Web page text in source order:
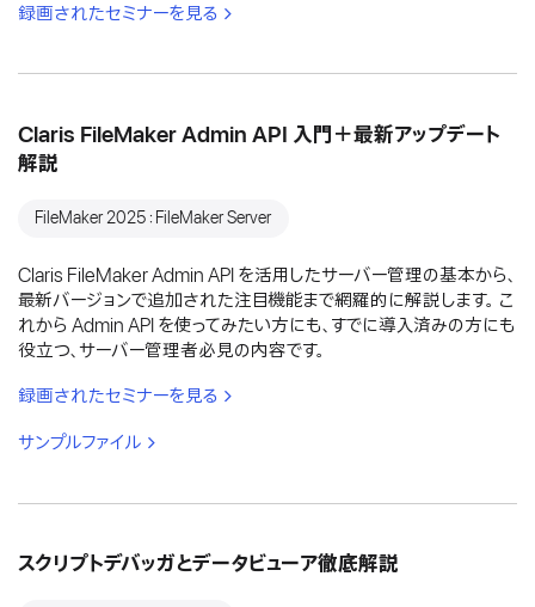
録画されたセミナーを見る
Claris FileMaker Admin API 入門＋最新アップデート
解説
FileMaker 2025：FileMaker Server
Claris FileMaker Admin API を活用したサーバー管理の基本から、
最新バージョンで追加された注目機能まで網羅的に解説します。 こ
れから Admin API を使ってみたい方にも、すでに導入済みの方にも
役立つ、サーバー管理者必見の内容です。
録画されたセミナーを見る
サンプルファイル
スクリプトデバッガとデータビューア徹底解説